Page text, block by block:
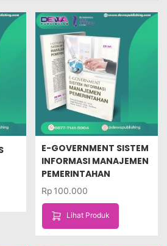
E-GOVERNMENT SISTEM
INFORMASI MANAJEMEN
PEMERINTAHAN
Rp 100.000
Lihat Produk